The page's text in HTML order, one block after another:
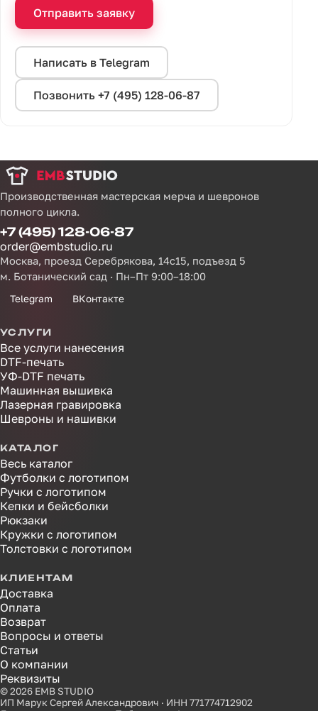
Отправить заявку
Написать в Telegram
Позвонить +7 (495) 128-06-87
Производственная мастерская мерча и шевронов
полного цикла.
+7 (495) 128-06-87
order@embstudio.ru
Москва, проезд Серебрякова, 14с15, подъезд 5
м. Ботанический сад · Пн–Пт 9:00–18:00
Telegram ВКонтакте
УСЛУГИ
Все услуги нанесения
DTF-печать
УФ-DTF печать
Машинная вышивка
Лазерная гравировка
Шевроны и нашивки
КАТАЛОГ
Весь каталог
Футболки с логотипом
Ручки с логотипом
Кепки и бейсболки
Рюкзаки
Кружки с логотипом
Толстовки с логотипом
КЛИЕНТАМ
Доставка
Оплата
Возврат
Вопросы и ответы
Статьи
О компании
Реквизиты
© 2026 EMB STUDIO
ИП Марук Сергей Александрович · ИНН 771774712902